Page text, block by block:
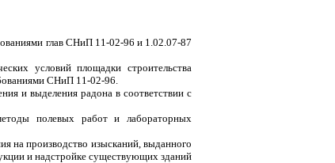
глав СНиП 11-02-96 и 1.02.07-87
условий площадки строительства
СНиП 11-02-96.
и выделения радона в соответствии с
полевых работ и лабораторных
на производство изысканий, выданного
и надстройке существующих зданий